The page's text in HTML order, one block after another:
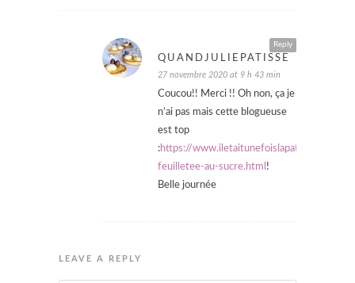
Reply
QUANDJULIEPATISSE
27 novembre 2020 at 9 h 43 min
Coucou!! Merci !! Oh non, ça je
n’ai pas mais cette blogueuse
est top
:https://
feuilletee-au-sucre.html !
Belle journée
LEAVE A REPLY